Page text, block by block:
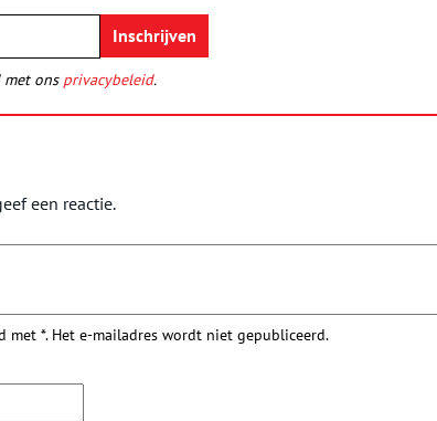
ons privacybeleid.
een reactie.
met *. Het e-mailadres wordt niet gepubliceerd.